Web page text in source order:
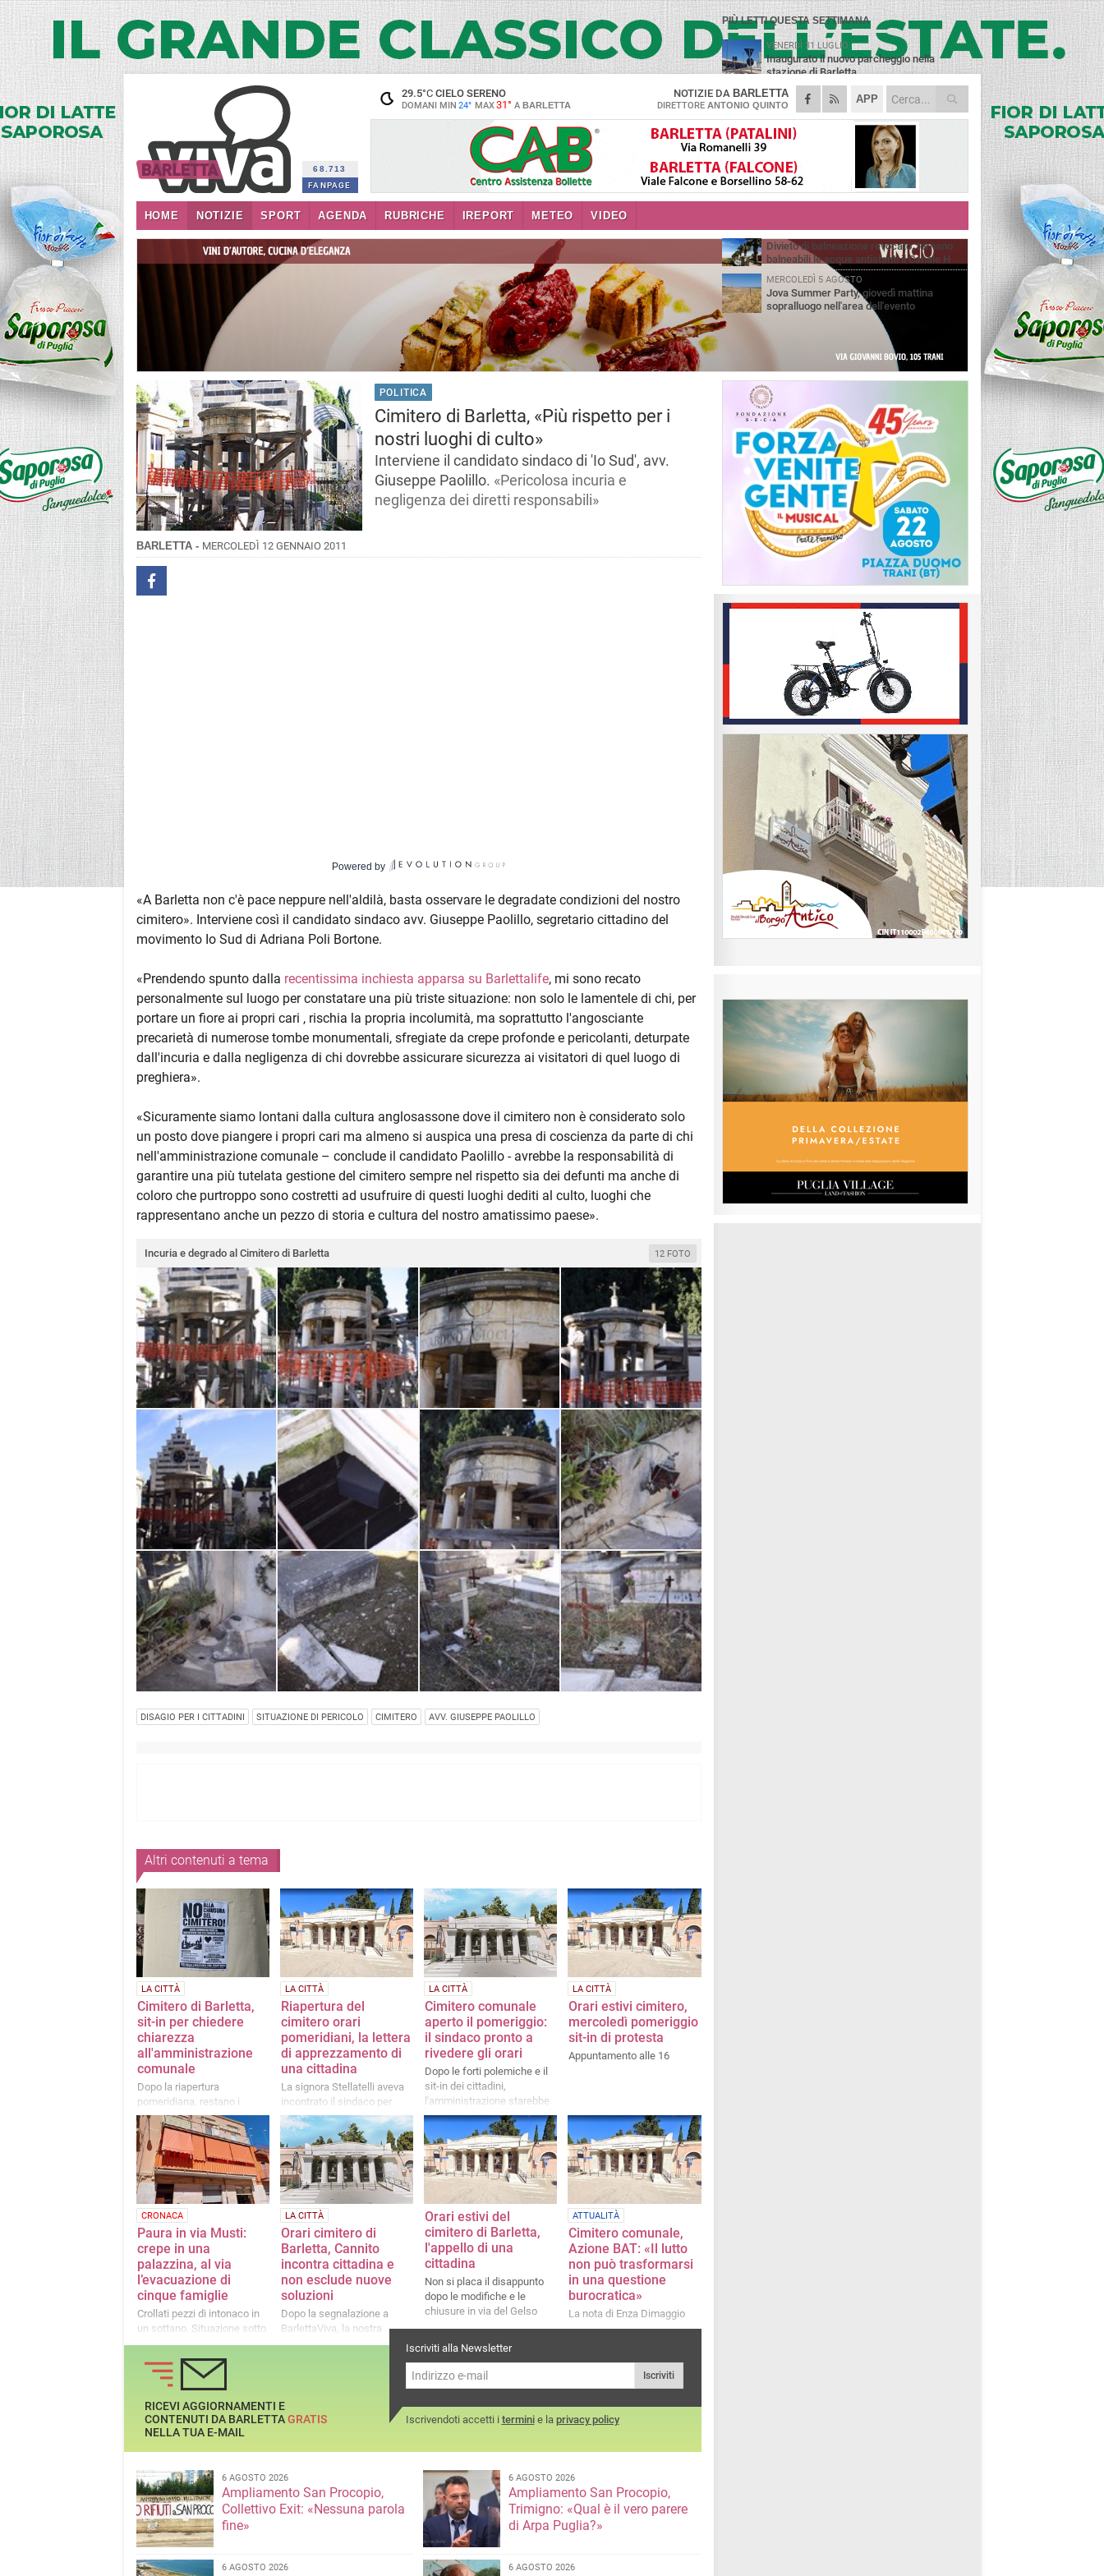
68.713
FANPAGE
29.5°CCIELO SERENO
DOMANI MIN 24° MAX31° A BARLETTA APP
NOTIZIE DA BARLETTA
DIRETTORE ANTONIO QUINTO
HOME NOTIZIE SPORT AGENDA RUBRICHE IREPORT METEO VIDEO
POLITICA
Cimitero di Barletta, «Più rispetto per i
nostri luoghi di culto»
Interviene il candidato sindaco di 'Io Sud', avv.
Giuseppe Paolillo. «Pericolosa incuria e
negligenza dei diretti responsabili»
BARLETTA - MERCOLEDÌ 12 GENNAIO 2011
Powered by
«A Barletta non c'è pace neppure nell'aldilà, basta osservare le degradate condizioni del nostro
cimitero». Interviene così il candidato sindaco avv. Giuseppe Paolillo, segretario cittadino del
movimento Io Sud di Adriana Poli Bortone.
«Prendendo spunto dalla recentissima inchiesta apparsa su Barlettalife, mi sono recato
personalmente sul luogo per constatare una più triste situazione: non solo le lamentele di chi, per
portare un fiore ai propri cari , rischia la propria incolumità, ma soprattutto l'angosciante
precarietà di numerose tombe monumentali, sfregiate da crepe profonde e pericolanti, deturpate
dall'incuria e dalla negligenza di chi dovrebbe assicurare sicurezza ai visitatori di quel luogo di
preghiera».
«Sicuramente siamo lontani dalla cultura anglosassone dove il cimitero non è considerato solo
un posto dove piangere i propri cari ma almeno si auspica una presa di coscienza da parte di chi
nell'amministrazione comunale – conclude il candidato Paolillo - avrebbe la responsabilità di
garantire una più tutelata gestione del cimitero sempre nel rispetto sia dei defunti ma anche di
coloro che purtroppo sono costretti ad usufruire di questi luoghi dediti al culto, luoghi che
rappresentano anche un pezzo di storia e cultura del nostro amatissimo paese».
12 FOTO
Incuria e degrado al Cimitero di Barletta
DISAGIO PER I CITTADINI SITUAZIONE DI PERICOLO CIMITERO AVV. GIUSEPPE PAOLILLO
Altri contenuti a tema
LA CITTÀ
Cimitero di Barletta,
sit-in per chiedere
chiarezza
all'amministrazione
comunale
Dopo la riapertura
pomeridiana, restano i
quesiti dei partecipanti
all'esterno della struttura
LA CITTÀ
Riapertura del
cimitero orari
pomeridiani, la lettera
di apprezzamento di
una cittadina
La signora Stellatelli aveva
incontrato il sindaco per
esprimere il proprio
rammarico
LA CITTÀ
Cimitero comunale
aperto il pomeriggio:
il sindaco pronto a
rivedere gli orari
Dopo le forti polemiche e il
sit-in dei cittadini,
l'amministrazione starebbe
valutando di mantenere
l'accesso anche nel
pomeriggio a luglio e agosto
LA CITTÀ
Orari estivi cimitero,
mercoledì pomeriggio
sit-in di protesta
Appuntamento alle 16
CRONACA
Paura in via Musti:
crepe in una
palazzina, al via
l’evacuazione di
cinque famiglie
Crollati pezzi di intonaco in
un sottano. Situazione sotto
monitoraggio
LA CITTÀ
Orari cimitero di
Barletta, Cannito
incontra cittadina e
non esclude nuove
soluzioni
Dopo la segnalazione a
BarlettaViva, la nostra
lettrice pone le sue
Orari estivi del
cimitero di Barletta,
l'appello di una
cittadina
Non si placa il disappunto
dopo le modifiche e le
chiusure in via del Gelso
ATTUALITÀ
Cimitero comunale,
Azione BAT: «Il lutto
non può trasformarsi
in una questione
burocratica»
La nota di Enza Dimaggio
Iscriviti alla Newsletter
Iscriviti
Iscrivendoti accetti i terminie la privacy policy
RICEVI AGGIORNAMENTI E
CONTENUTI DA BARLETTAGRATIS
NELLA TUA E-MAIL
6 AGOSTO 2026
Ampliamento San Procopio,
Collettivo Exit: «Nessuna parola
fine»
6 AGOSTO 2026
Ampliamento San Procopio,
Trimigno: «Qual è il vero parere
di Arpa Puglia?»
6 AGOSTO 2026 6 AGOSTO 2026
PIÙ LETTI QUESTA SETTIMANA
VENERDÌ 31 LUGLIO
Inaugurato il nuovo parcheggio nella
stazione di Barletta
MERCOLEDÌ 5 AGOSTO
Barletta piange Gioacchino Dagnello:
64enne barlettano investito all'alba a Trani
GIOVEDÌ 30 LUGLIO
Rapina all'Ipercoop di Barletta: nel mirino la
gioielleria, banditi in fuga
DOMENICA 2 AGOSTO
Beni confiscati alla mafia. Nasce il servizio
VENERDÌ 31 LUGLIO
Divieto di balneazione revocato, tornano
balneabili le acque antistanti il Canale H
MERCOLEDÌ 5 AGOSTO
Jova Summer Party, giovedì mattina
sopralluogo nell'area dell'evento